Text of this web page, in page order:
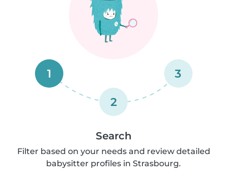
1
2
3
Search
Filter based on your needs and review detailed
babysitter profiles in Strasbourg.